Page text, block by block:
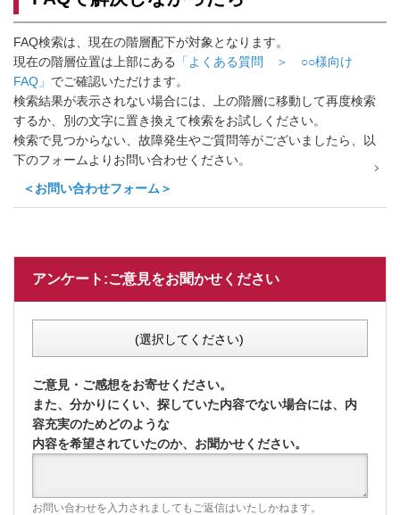
FAQ検索は、現在の階層配下が対象となります。
現在の階層位置は上部にある
「よくある質問 ＞ ○○様向け
FAQ」 でご確認いただけます。
検索結果が表示されない場合には、上の階層に移動して再度検索
するか、別の文字に置き換えて検索をお試しください。
検索で見つからない、故障発生やご質問等がございましたら、以
下のフォームよりお問い合わせください。
＜お問い合わせフォーム＞
アンケート:ご意見をお聞かせください
(選択してください)
ご意見・ご感想をお寄せください。
また、分かりにくい、探していた内容でない場合には、内
容充実のためどのような
内容を希望されていたのか、お聞かせください。
お問い合わせを入力されましてもご返信はいたしかねます。